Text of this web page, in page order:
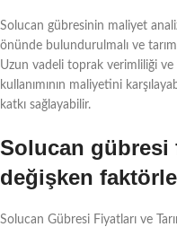
Solucan gübresinin maliyet
önünde bulundurulmalı ve
Uzun vadeli toprak verimliliği ve
kullanımının maliyetini
katkı sağlayabilir.
Solucan gübresi
değişken
Solucan Gübresi Fiyatları ve